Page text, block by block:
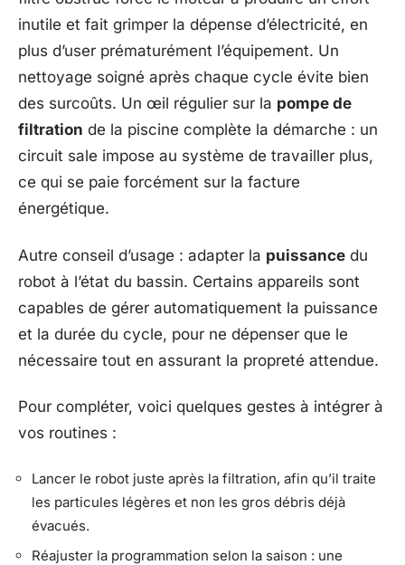
inutile et fait grimper la dépense d’électricité, en
plus d’user prématurément l’équipement. Un
nettoyage soigné après chaque cycle évite bien
des surcoûts. Un œil régulier sur la pompe de
filtration de la piscine complète la démarche : un
circuit sale impose au système de travailler plus,
ce qui se paie forcément sur la facture
énergétique.
Autre conseil d’usage : adapter la puissance du
robot à l’état du bassin. Certains appareils sont
capables de gérer automatiquement la puissance
et la durée du cycle, pour ne dépenser que le
nécessaire tout en assurant la propreté attendue.
Pour compléter, voici quelques gestes à intégrer à
vos routines :
Lancer le robot juste après la filtration, afin qu’il traite
les particules légères et non les gros débris déjà
évacués.
Réajuster la programmation selon la saison : une